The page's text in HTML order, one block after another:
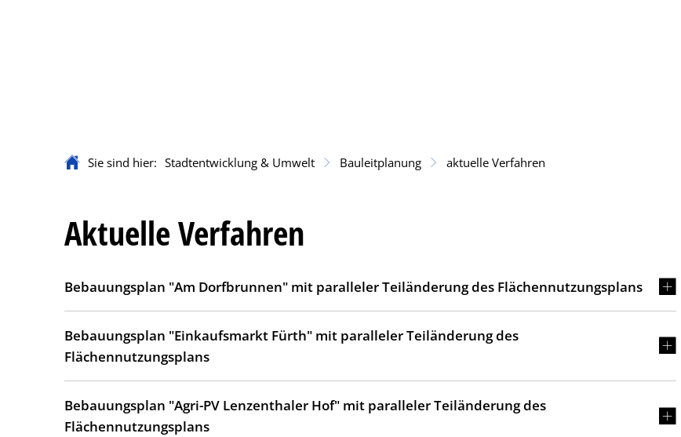
Sie sind hier: Stadtentwicklung & Umwelt Bauleitplanung aktuelle Verfahren
Aktuelle Verfahren
Bebauungsplan "Am Dorfbrunnen" mit paralleler Teiländerung des Flächennutzungsplans
Bebauungsplan "Einkaufsmarkt Fürth" mit paralleler Teiländerung des
Flächennutzungsplans
Bebauungsplan "Agri-PV Lenzenthaler Hof" mit paralleler Teiländerung des
Flächennutzungsplans